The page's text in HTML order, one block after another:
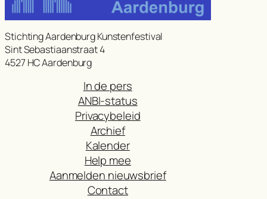
Stichting Aardenburg Kunstenfestival
Sint Sebastiaanstraat 4
4527 HC Aardenburg
In de pers
ANBI-status
Privacybeleid
Archief
Kalender
Help mee
Aanmelden nieuwsbrief
Contact